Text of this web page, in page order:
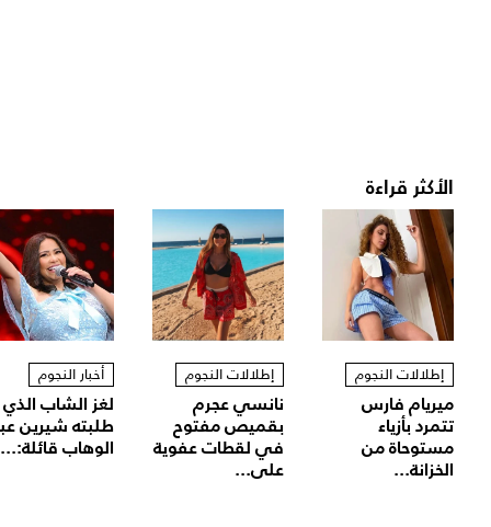
الأكثر قراءة
إطلالات النجوم
ميريام فارس
تتمرد بأزياء
مستوحاة من
الخزانة...
إطلالات النجوم
نانسي عجرم
بقميص مفتوح
في لقطات عفوية
على...
أخبار النجوم
لغز الشاب الذي
طلبته شيرين
الوهاب قائلة:...